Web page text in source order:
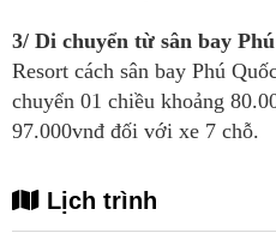
3/ Di chuyển từ sân bay
Resort cách sân bay Phú
chuyển 01 chiều khoảng
97.000vnđ đối với xe 7 chỗ.
Lịch trình